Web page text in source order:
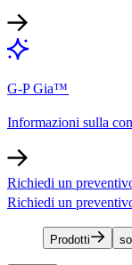
G-P Gia™​​
Informazioni sulla
Richiedi un
Richiedi un
Prodotti​​